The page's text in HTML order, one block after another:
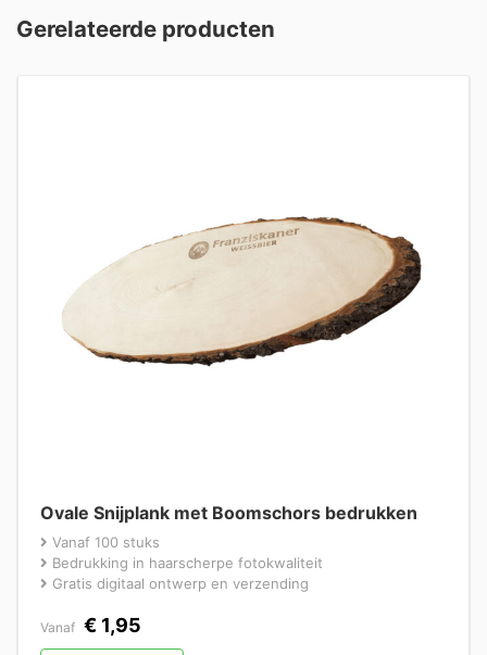
Gerelateerde producten
Ovale Snijplank met Boomschors bedrukken
Vanaf 100 stuks
Bedrukking in haarscherpe fotokwaliteit
Gratis digitaal ontwerp en verzending
Vanaf € 1,95